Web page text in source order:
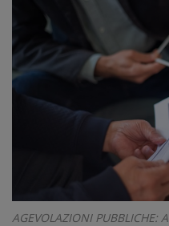
AGEVOLAZIONI PUBBLICHE: